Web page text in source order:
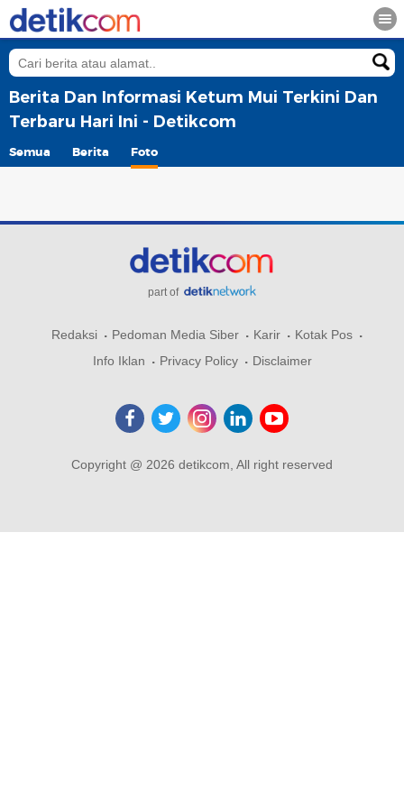
Berita Dan Informasi Ketum Mui Terkini Dan
Terbaru Hari Ini - Detikcom
Semua Berita Foto
part of
Redaksi Pedoman Media Siber Karir
Kotak Pos
Info Iklan
Privacy Policy Disclaimer
Copyright @ 2026 detikcom, All right reserved